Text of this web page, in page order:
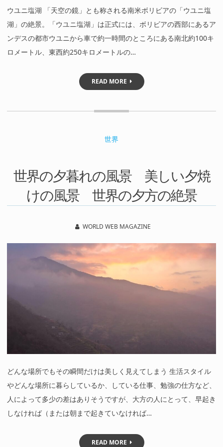
ウユニ塩湖 「天空の鏡」とも称される南米ボリビアの「ウユニ塩
湖」の絶景。「ウユニ塩湖」は正式には、ボリビアの西部にあるア
ンデスの都市ウユニから車で約一時間のところにある南北約100キ
ロメートル、東西約250キロメートルの…
READ MORE
世界
世界の夕暮れの風景 美しい夕焼
けの風景 世界の夕方の絶景
WORLD WEB MAGAZINE
どんな場所でもその瞬間だけは美しく見えてしまう 生活スタイル
やどんな場所に暮らしているか、している仕事、勉強の仕方など、
人によって多少の差はありそうですが、大方の人にとって、早起き
しなければ（または朝まで起きていなければ…
READ MORE